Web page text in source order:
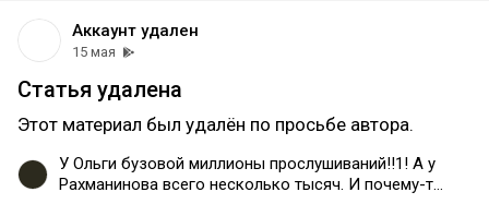
Аккаунт удален
15 мая
Статья удалена
Этот материал был удалён по просьбе автора.
У Ольги бузовой миллионы прослушиваний!!1! А у
Рахманинова всего несколько тысяч. И почему-то